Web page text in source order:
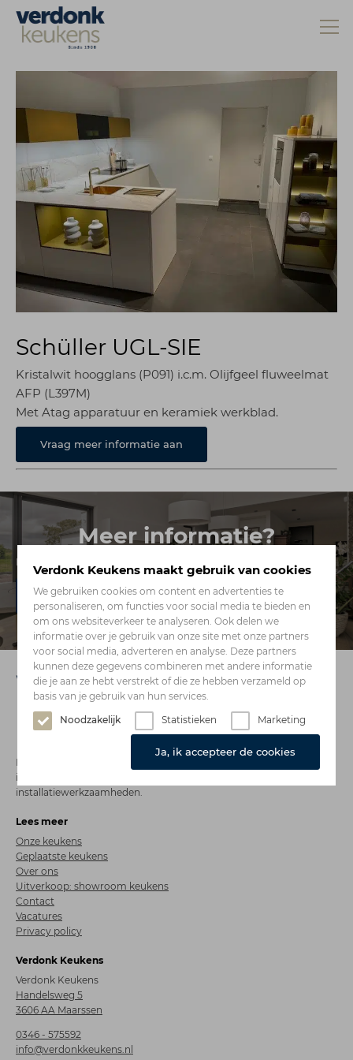
Verdonk Keukens maakt gebruik van cookies
We gebruiken cookies om content en advertenties te
personaliseren, om functies voor social media te bieden en
om ons websiteverkeer te analyseren. Ook delen we
informatie over je gebruik van onze site met onze partners
voor social media, adverteren en analyse. Deze partners
kunnen deze gegevens combineren met andere informatie
die je aan ze hebt verstrekt of die ze hebben verzameld op
basis van je gebruik van hun services.
Noodzakelijk Statistieken Marketing
Ja, ik accepteer de cookies
Schüller UGL-SIE
Kristalwit hoogglans (P091) i.c.m. Olijfgeel fluweelmat
AFP (L397M)
Met Atag apparatuur en keramiek werkblad.
Vraag meer informatie aan
Meer informatie?
Neem contact met ons op
Contact
in gespecialiseerde winkels, montage- en
installatiewerkzaamheden.
Lees meer
Onze keukens
Geplaatste keukens
Over ons
Uitverkoop: showroom keukens
Contact
Vacatures
Privacy policy
Verdonk Keukens
Verdonk Keukens
Handelsweg 5
3606 AA Maarssen
0346 - 575592
info@verdonkkeukens.nl